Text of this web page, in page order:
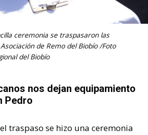
ceremonia se traspasaron las
de Remo del Biobío /Foto
del Biobío
nos dejan equipamiento
Pedro
traspaso se hizo una ceremonia